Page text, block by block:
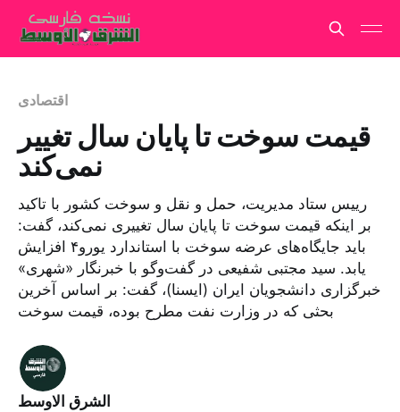
اقتصادی
قیمت سوخت تا پایان سال تغییر
نمی‌کند
رییس ستاد مدیریت، حمل و نقل و سوخت کشور با تاکید
بر اینکه قیمت سوخت تا پایان سال تغییری نمی‌کند، گفت:
باید جایگاه‌های عرضه سوخت با استاندارد یورو۴ افزایش
یابد. سید مجتبی شفیعی در گفت‌وگو با خبرنگار «شهری»
خبرگزاری دانشجویان ایران (ایسنا)، گفت: بر اساس آخرین
بحثی که در وزارت نفت مطرح بوده، قیمت سوخت
الشرق الاوسط